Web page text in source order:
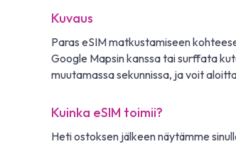
Kuvaus
Paras eSIM matkustamiseen
Google Mapsin kanssa tai surffata
muutamassa sekunnissa, ja voit
Kuinka eSIM toimii?
Heti ostoksen jälkeen näytämme